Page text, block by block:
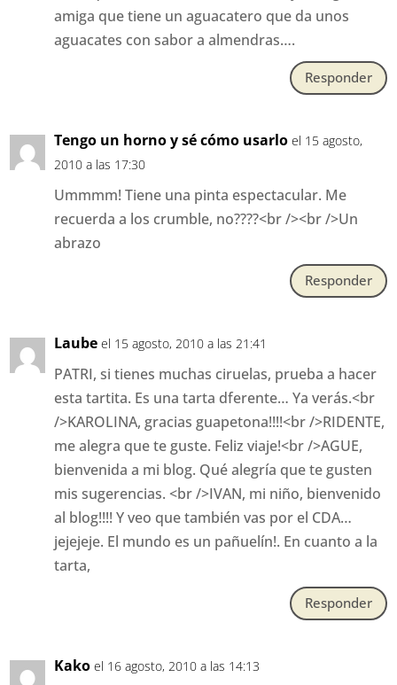
amiga que tiene un aguacatero que da unos
aguacates con sabor a almendras….
Responder
Tengo un horno y sé cómo usarlo el 15 agosto,
2010 a las 17:30
Ummmm! Tiene una pinta espectacular. Me
recuerda a los crumble, no????<br /><br />Un
abrazo
Responder
Laube el 15 agosto, 2010 a las 21:41
PATRI, si tienes muchas ciruelas, prueba a hacer
esta tartita. Es una tarta dferente… Ya verás.<br
/>KAROLINA, gracias guapetona!!!!<br />RIDENTE,
me alegra que te guste. Feliz viaje!<br />AGUE,
bienvenida a mi blog. Qué alegría que te gusten
mis sugerencias. <br />IVAN, mi niño, bienvenido
al blog!!!! Y veo que también vas por el CDA…
jejejeje. El mundo es un pañuelín!. En cuanto a la
tarta,
Responder
Kako el 16 agosto, 2010 a las 14:13